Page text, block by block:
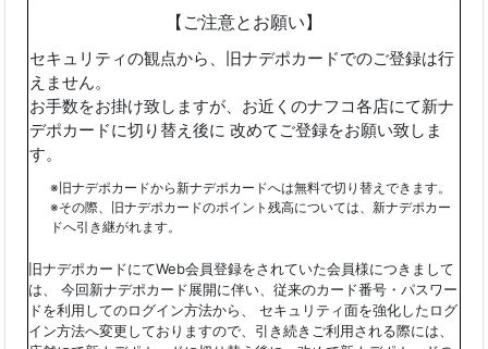
【ご注意とお願い】
セキュリティの観点から、旧ナデポカードでのご登録は行
えません。
お手数をお掛け致しますが、お近くのナフコ各店にて新ナ
デポカードに切り替え後に 改めてご登録をお願い致しま
す。
※旧ナデポカードから新ナデポカードへは無料で切り替えできます。
※その際、旧ナデポカードのポイント残高については、新ナデポカー
ドへ引き継がれます。
旧ナデポカードにてWeb会員登録をされていた会員様につきまして
は、 今回新ナデポカード展開に伴い、従来のカード番号・パスワー
ドを利用してのログイン方法から、 セキュリティ面を強化したログ
イン方法へ変更しておりますので、引き続きご利用される際には、